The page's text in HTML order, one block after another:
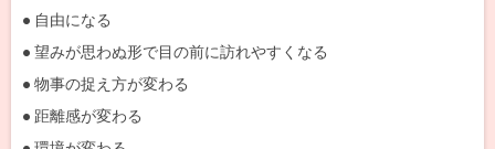
● 自由になる
● 望みが思わぬ形で目の前に訪れやすくなる
● 物事の捉え方が変わる
● 距離感が変わる